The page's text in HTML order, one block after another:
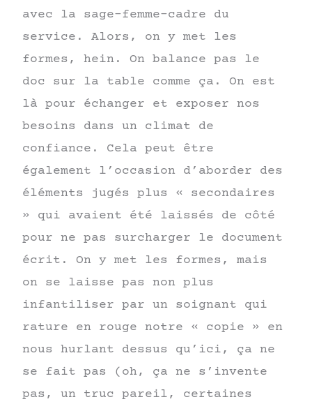
avec la sage-femme-cadre du
service. Alors, on y met les
formes, hein. On balance pas le
doc sur la table comme ça. On est
là pour échanger et exposer nos
besoins dans un climat de
confiance. Cela peut être
également l’occasion d’aborder des
éléments jugés plus « secondaires
» qui avaient été laissés de côté
pour ne pas surcharger le document
écrit. On y met les formes, mais
on se laisse pas non plus
infantiliser par un soignant qui
rature en rouge notre « copie » en
nous hurlant dessus qu’ici, ça ne
se fait pas (oh, ça ne s’invente
pas, un truc pareil, certaines